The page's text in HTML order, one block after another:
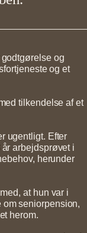
og
og et
tilkendelse af et
ugentligt. Efter
arbejdsprøvet i
herunder
at hun var i
seniorpension,
herom.